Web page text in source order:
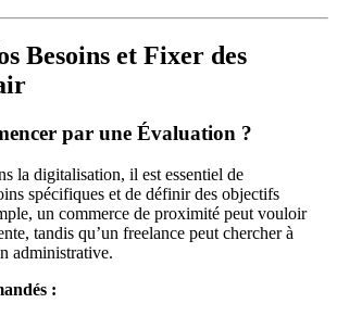
Besoins et Fixer des
par une Évaluation ?
la digitalisation, il est essentiel de
spécifiques et de définir des objectifs
un commerce de proximité peut vouloir
tandis qu’un freelance peut chercher à
administrative.
: